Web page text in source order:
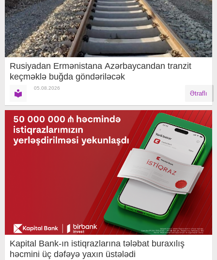
Rusiyadan Ermənistana Azərbaycandan tranzit
keçməklə buğda göndəriləcək
05.08.2026
Ətraflı
Kapital Bank-ın istiqrazlarına tələbat buraxılış
həcmini üç dəfəyə yaxın üstələdi